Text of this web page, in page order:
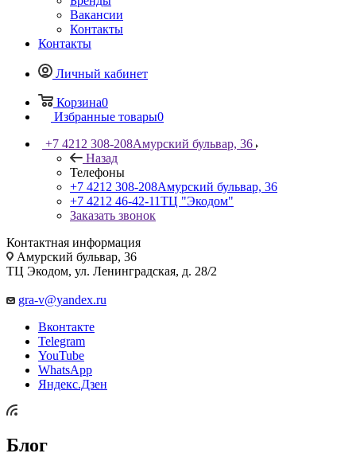
Вакансии
Контакты
Контакты
Личный кабинет
Корзина0
Избранные товары0
+7 4212 308-208Амурский бульвар, 36
Назад
Телефоны
+7 4212 308-208Амурский бульвар, 36
+7 4212 46-42-11ТЦ "Экодом"
Заказать звонок
Контактная информация
Амурский бульвар, 36
ТЦ Экодом, ул. Ленинградская, д. 28/2
gra-v@yandex.ru
Вконтакте
Telegram
YouTube
WhatsApp
Яндекс.Дзен
Блог